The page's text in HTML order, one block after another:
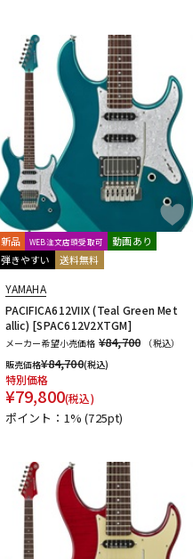
新品 WEB注文店頭受取可
動画あり
弾きやすい
送料無料
YAMAHA
PACIFICA612VIIX (Teal Green Met
allic) [SPAC612V2XTGM]
メーカー希望小売価格 ¥84,700
（税込）
販売価格¥84,700(税込)
特別価格
¥79,800(税込)
ポイント：1%(725pt)